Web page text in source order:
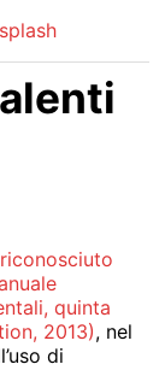
quinta
2013), nel
di